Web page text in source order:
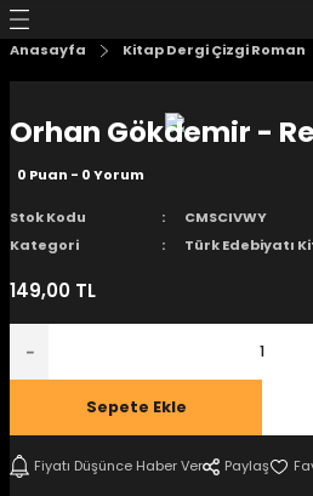
Karakter
Anasayfa Kitap Dergi Çizgi Roman
Orhan Gökdemir -
0 Puan - 0 Yorum
Stok Kodu
CMSCIVWY
Kategori
Türk Edebiyatı
149,00 TL
Sepete Ekle
Fiyatı Düşünce Haber Ver Paylaş